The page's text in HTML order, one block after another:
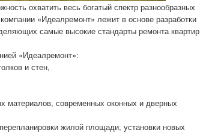
охватить весь богатый спектр разнообразных
«Идеалремонт» лежит в основе разработки
самые высокие стандарты ремонта квартир
«Идеалремонт»:
и стен,
материалов, современных оконных и дверных
жилой площади, установки новых